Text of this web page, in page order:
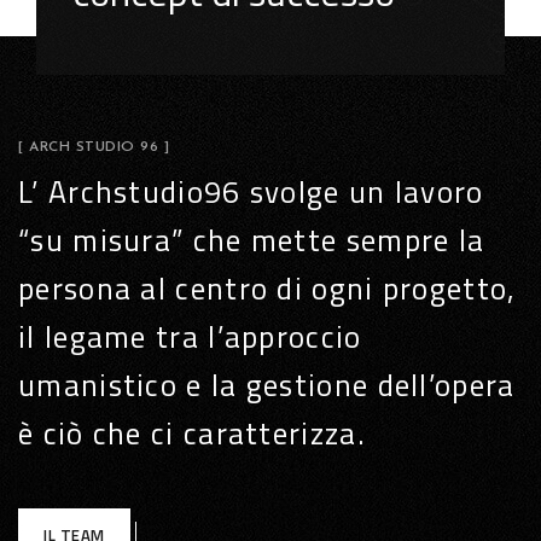
[ ARCH STUDIO 96 ]
L’ Archstudio96 svolge un lavoro
“su misura” che mette sempre la
persona al centro di ogni progetto,
il legame tra l’approccio
umanistico e la gestione dell’opera
è ciò che ci caratterizza.
IL TEAM